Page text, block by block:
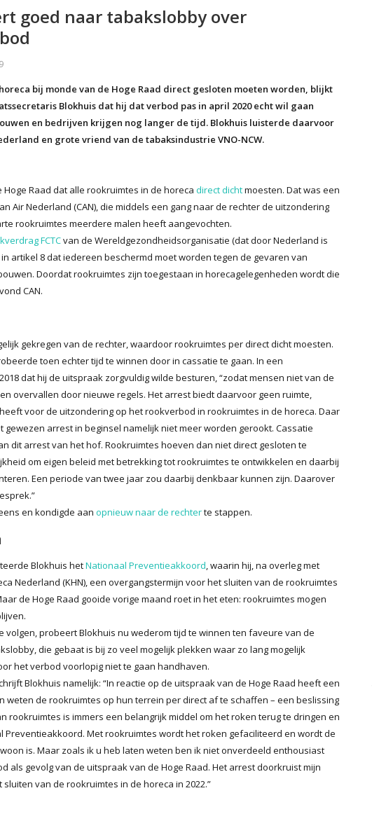
goed naar tabakslobby over
bij monde van de Hoge Raad direct gesloten moeten worden, blijkt
Blokhuis dat hij dat verbod pas in april 2020 echt wil gaan
en bedrijven krijgen nog langer de tijd. Blokhuis luisterde daarvoor
en grote vriend van de tabaksindustrie VNO-NCW.
Raad dat alle rookruimtes in de horeca direct dichtmoesten. Dat was een
Air Nederland (CAN), die middels een gang naar de rechter de uitzondering
rookruimtes meerdere malen heeft aangevochten.
FCTCvan de Wereldgezondheidsorganisatie (dat door Nederland is
artikel 8 dat iedereen beschermd moet worden tegen de gevaren van
Doordat rookruimtes zijn toegestaan in horecagelegenheden wordt die
CAN.
gekregen van de rechter, waardoor rookruimtes per direct dicht moesten.
toen echter tijd te winnen door in cassatie te gaan. In een
dat hij de uitspraak zorgvuldig wilde besturen, “zodat mensen niet van de
overvallen door nieuwe regels. Het arrest biedt daarvoor geen ruimte,
voor de uitzondering op het rookverbod in rookruimtes in de horeca. Daar
gewezen arrest in beginsel namelijk niet meer worden gerookt. Cassatie
dit arrest van het hof. Rookruimtes hoeven dan niet direct gesloten te
om eigen beleid met betrekking tot rookruimtes te ontwikkelen en daarbij
Een periode van twee jaar zou daarbij denkbaar kunnen zijn. Daarover
en kondigde aan opnieuw naar de rechterte stappen.
Blokhuis hetNationaal Preventieakkoord, waarin hij, na overleg met
Nederland (KHN), een overgangstermijn voor het sluiten van de rookruimtes
de Hoge Raad gooide vorige maand roet in het eten: rookruimtes mogen
volgen, probeert Blokhuis nu wederom tijd te winnen ten faveure van de
die gebaat is bij zo veel mogelijk plekken waar zo lang mogelijk
het verbod voorlopig niet te gaan handhaven.
Blokhuis namelijk: “In reactie op de uitspraak van de Hoge Raad heeft een
weten de rookruimtes op hun terrein per direct af te schaffen – een beslissing
rookruimtes is immers een belangrijk middel om het roken terug te dringen en
Preventieakkoord. Met rookruimtes wordt het roken gefaciliteerd en wordt de
is. Maar zoals ik u heb laten weten ben ik niet onverdeeld enthousiast
als gevolg van de uitspraak van de Hoge Raad. Het arrest doorkruist mijn
van de rookruimtes in de horeca in 2022.”